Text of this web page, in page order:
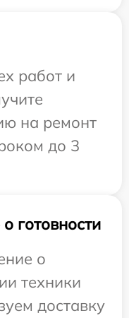
работ и
на ремонт
до 3
готовности
о
техники
доставку